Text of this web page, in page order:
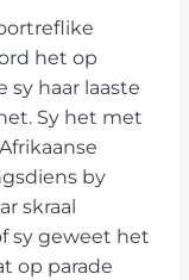
het op
sy haar laaste
Sy het met
by
skraal
sy geweet het
op parade